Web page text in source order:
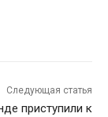
Следующая статья
приступили к